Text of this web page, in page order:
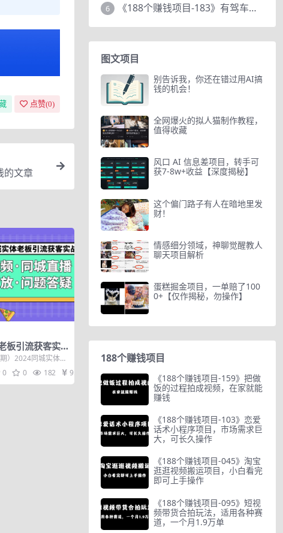
点赞(0)
的文章
板引流获客实
城直播·实体店
）2024同城实体老
城短视频·同城直
0 0 182 9.9
6 《188个赚钱项目-183》有驾车评项目，动动小手，复制粘贴赚44元！
图文项目
别告诉我，你还在错过用AI搞
钱的机会！
全网爆火的拟人猫制作教程，
值得收藏
风口 AI 信息差项目，转手可
获7-8w+收益【深度揭秘】
这个偏门路子有人在暗地里发
财！
情感细分领域，神聊觉醒教人
聊天项目解析
蛋糕掘金项目，一单赔了100
0+【仅作揭秘，勿操作】
188个赚钱项目
《188个赚钱项目-159》把做
饭的过程拍成视频，在家就能
赚钱
《188个赚钱项目-103》恋爱
话术小程序项目，市场需求巨
大，可长久操作
《188个赚钱项目-045》淘宝
逛逛视频搬运项目，小白看完
即可上手操作
《188个赚钱项目-095》短视
频带货合拍玩法，适用各种赛
道，一个月1.9万单